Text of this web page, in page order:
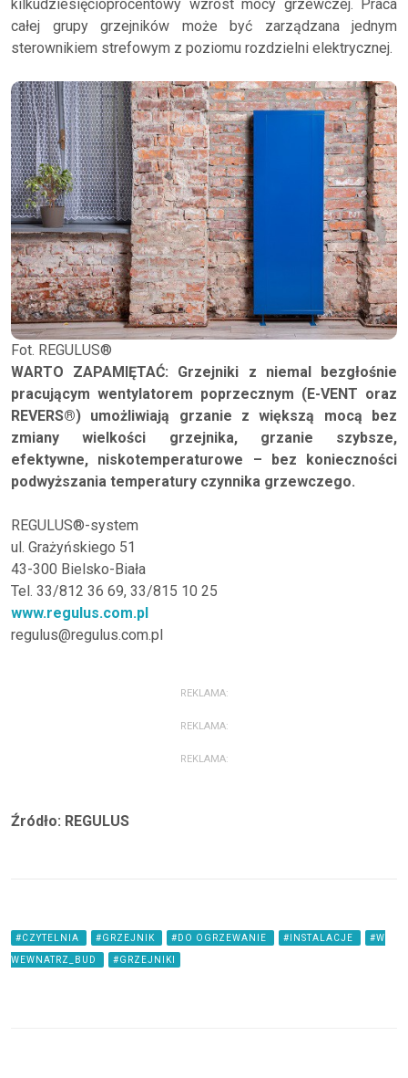
kilkudziesięcioprocentowy wzrost mocy grzewczej. Praca
całej grupy grzejników może być zarządzana jednym
sterownikiem strefowym z poziomu rozdzielni elektrycznej.
Fot. REGULUS®
WARTO ZAPAMIĘTAĆ: Grzejniki z niemal bezgłośnie
pracującym wentylatorem poprzecznym (E-VENT oraz
REVERS®) umożliwiają grzanie z większą mocą bez
zmiany wielkości grzejnika, grzanie szybsze,
efektywne, niskotemperaturowe – bez konieczności
podwyższania temperatury czynnika grzewczego.
REGULUS®-system
ul. Grażyńskiego 51
43-300 Bielsko-Biała
Tel. 33/812 36 69, 33/815 10 25
www.regulus.com.pl
regulus@regulus.com.pl
REKLAMA:
REKLAMA:
REKLAMA:
Źródło: REGULUS
#CZYTELNIA #GRZEJNIK #DO OGRZEWANIE #INSTALACJE #W
WEWNATRZ_BUD #GRZEJNIKI